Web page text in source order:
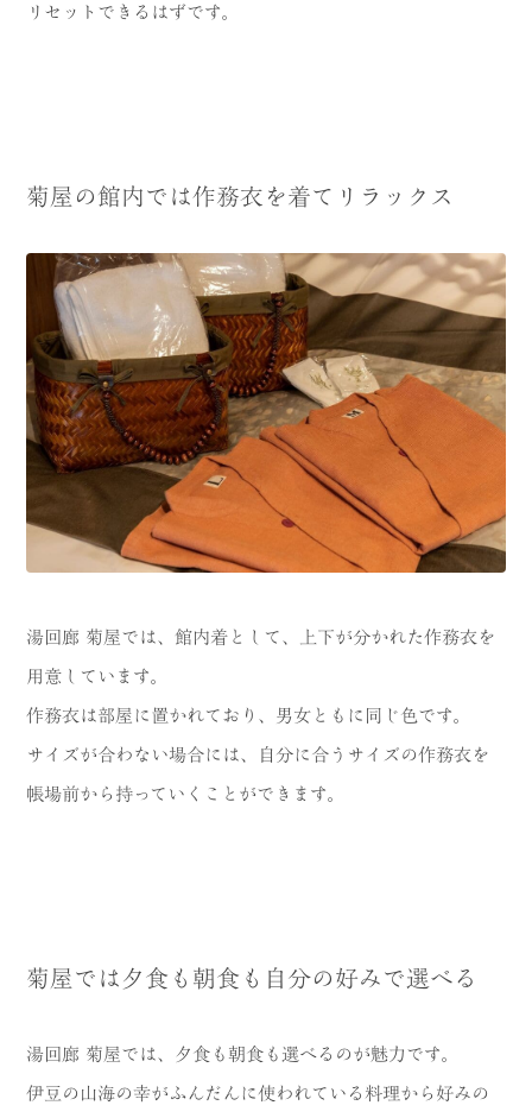
リセットできるはずです。
菊屋の館内では作務衣を着てリラックス
湯回廊 菊屋では、館内着として、上下が分かれた作務衣を
用意しています。
作務衣は部屋に置かれており、男女ともに同じ色です。
サイズが合わない場合には、自分に合うサイズの作務衣を
帳場前から持っていくことができます。
菊屋では夕食も朝食も自分の好みで選べる
湯回廊 菊屋では、夕食も朝食も選べるのが魅力です。
伊豆の山海の幸がふんだんに使われている料理から好みの